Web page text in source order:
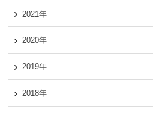
2021年
2020年
2019年
2018年